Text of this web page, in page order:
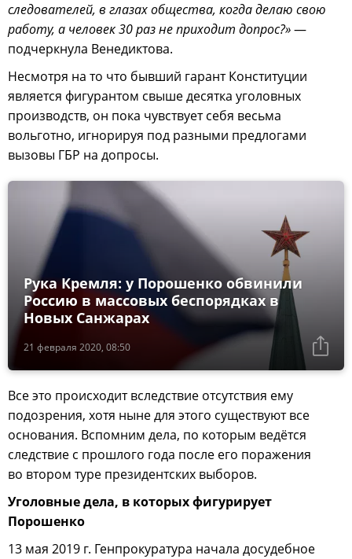
следователей, в глазах общества, когда делаю свою
работу, а человек 30 раз не приходит допрос?»—
подчеркнула Венедиктова.
Несмотря на то что бывший гарант Конституции
является фигурантом свыше десятка уголовных
производств, он пока чувствует себя весьма
вольготно, игнорируя под разными предлогами
вызовы ГБР на допросы.
21 февраля 2020, 08:50
Рука Кремля: у Порошенко обвинили
Россию в массовых беспорядках в
Новых Санжарах
Все это происходит вследствие отсутствия ему
подозрения, хотя ныне для этого существуют все
основания. Вспомним дела, по которым ведётся
следствие с прошлого года после его поражения
во втором туре президентских выборов.
Уголовные дела, в которых фигурирует
Порошенко
13 мая 2019 г. Генпрокуратура начала досудебное